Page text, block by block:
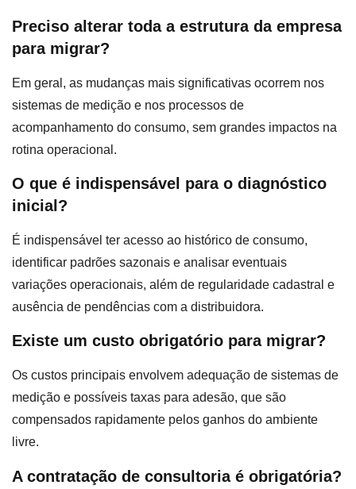
Preciso alterar toda a estrutura da empresa
para migrar?
Em geral, as mudanças mais significativas ocorrem nos
sistemas de medição e nos processos de
acompanhamento do consumo, sem grandes impactos na
rotina operacional.
O que é indispensável para o diagnóstico
inicial?
É indispensável ter acesso ao histórico de consumo,
identificar padrões sazonais e analisar eventuais
variações operacionais, além de regularidade cadastral e
ausência de pendências com a distribuidora.
Existe um custo obrigatório para migrar?
Os custos principais envolvem adequação de sistemas de
medição e possíveis taxas para adesão, que são
compensados rapidamente pelos ganhos do ambiente
livre.
A contratação de consultoria é obrigatória?